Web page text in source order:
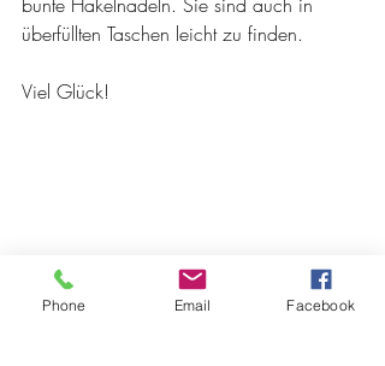
überfüllten Taschen leicht zu finden.
Viel Glück!
Phone Email Facebook